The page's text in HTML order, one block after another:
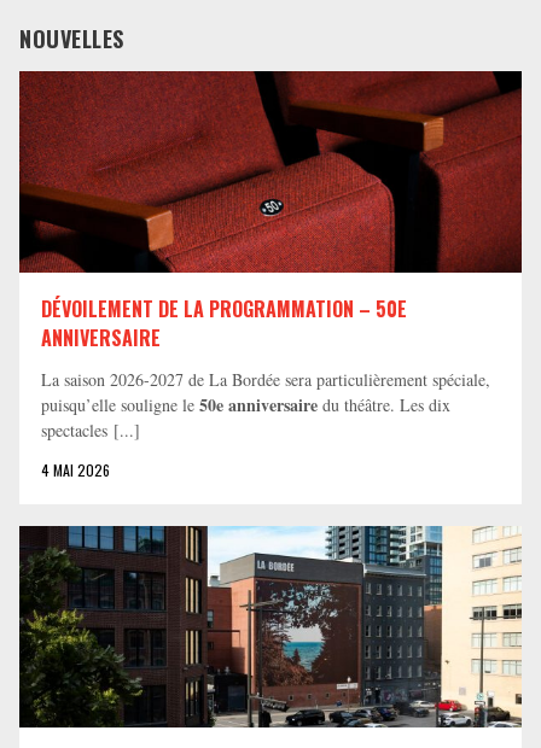
NOUVELLES
DÉVOILEMENT DE LA PROGRAMMATION – 50E
ANNIVERSAIRE
La saison 2026-2027 de La Bordée sera particulièrement spéciale,
puisqu’elle souligne le 50e anniversaire du théâtre. Les dix
spectacles [...]
4 MAI 2026